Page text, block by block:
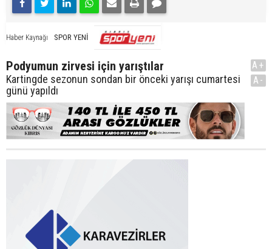
Haber Kaynağı SPOR YENİ
Podyumun zirvesi için yarıştılar
Kartingde sezonun sondan bir önceki yarışı cumartesi
günü yapıldı
A+
A-